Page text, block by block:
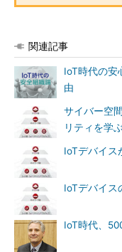
関連記事
IoT時代の安
由
サイバー空
リティを学ぶ
IoTデバイス
IoTデバイス
IoT時代、